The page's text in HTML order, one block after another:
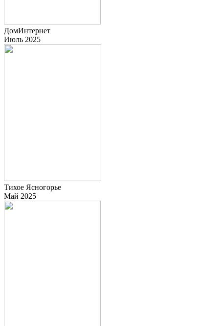
ДомИнтернет
Июль 2025
Тихое Ясногорье
Май 2025